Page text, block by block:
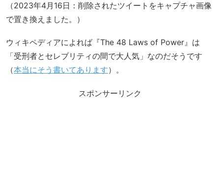
（2023年4月16日：削除されたツイートをキャプチャ画像
で置き換えました。）
ウィキペディアによれば『The 48 Laws of Power』は
「受刑者とセレブリティの間で大人気」なのだそうです
（本当にそう書いてあります）。
スポンサーリンク